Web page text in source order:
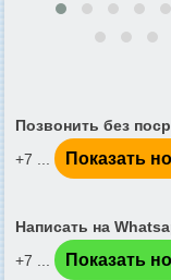
Позвонить без
+7 ...
Показать
Написать на
+7 ...
Показать